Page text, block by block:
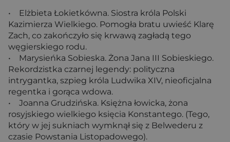
• Elżbieta Łokietkówna. Siostra króla Polski
Kazimierza Wielkiego. Pomogła bratu uwieść Klarę
Zach, co zakończyło się krwawą zagładą tego
węgierskiego rodu.
• Marysieńka Sobieska. Żona Jana III Sobieskiego.
Rekordzistka czarnej legendy: polityczna
intrygantka, szpieg króla Ludwika XIV, nieoficjalna
regentka i gorąca wdowa.
• Joanna Grudzińska. Księżna łowicka, żona
rosyjskiego wielkiego księcia Konstantego. (Tego,
który w jej sukniach wymknął się z Belwederu z
czasie Powstania Listopadowego).